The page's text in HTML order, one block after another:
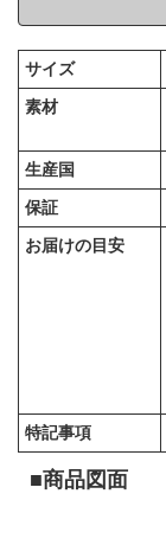
サイズ
素材
生産国
保証
お届けの目安
特記事項
■商品図面